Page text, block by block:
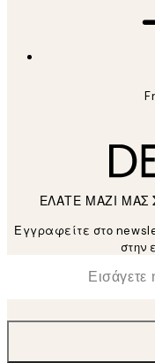
ΕΛΑΤΕ ΜΑΖΙ
Εγγραφείτε στο
στην
Ηλεκτρονική